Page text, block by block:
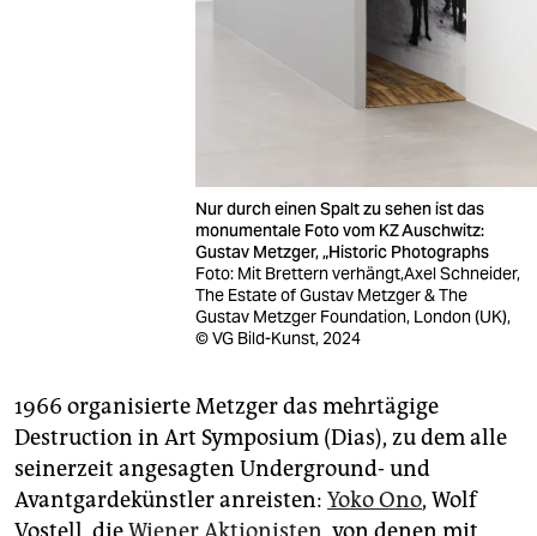
Nur durch einen Spalt zu sehen ist das
monumentale Foto vom KZ Auschwitz:
Gustav Metzger, „Historic Photographs
Foto: Mit Brettern verhängt,Axel Schneider,
The Estate of Gustav Metzger & The
Gustav Metzger Foundation, London (UK),
© VG Bild-Kunst, 2024
1966 organisierte Metzger das mehrtägige
Destruction in Art Symposium (Dias), zu dem alle
seinerzeit angesagten Underground- und
Avantgardekünstler anreisten: Yoko Ono, Wolf